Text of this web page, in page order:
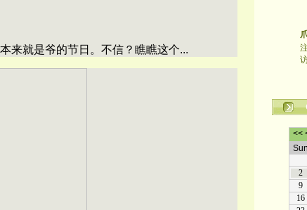
来就是爷的节日。不信？瞧瞧这个...